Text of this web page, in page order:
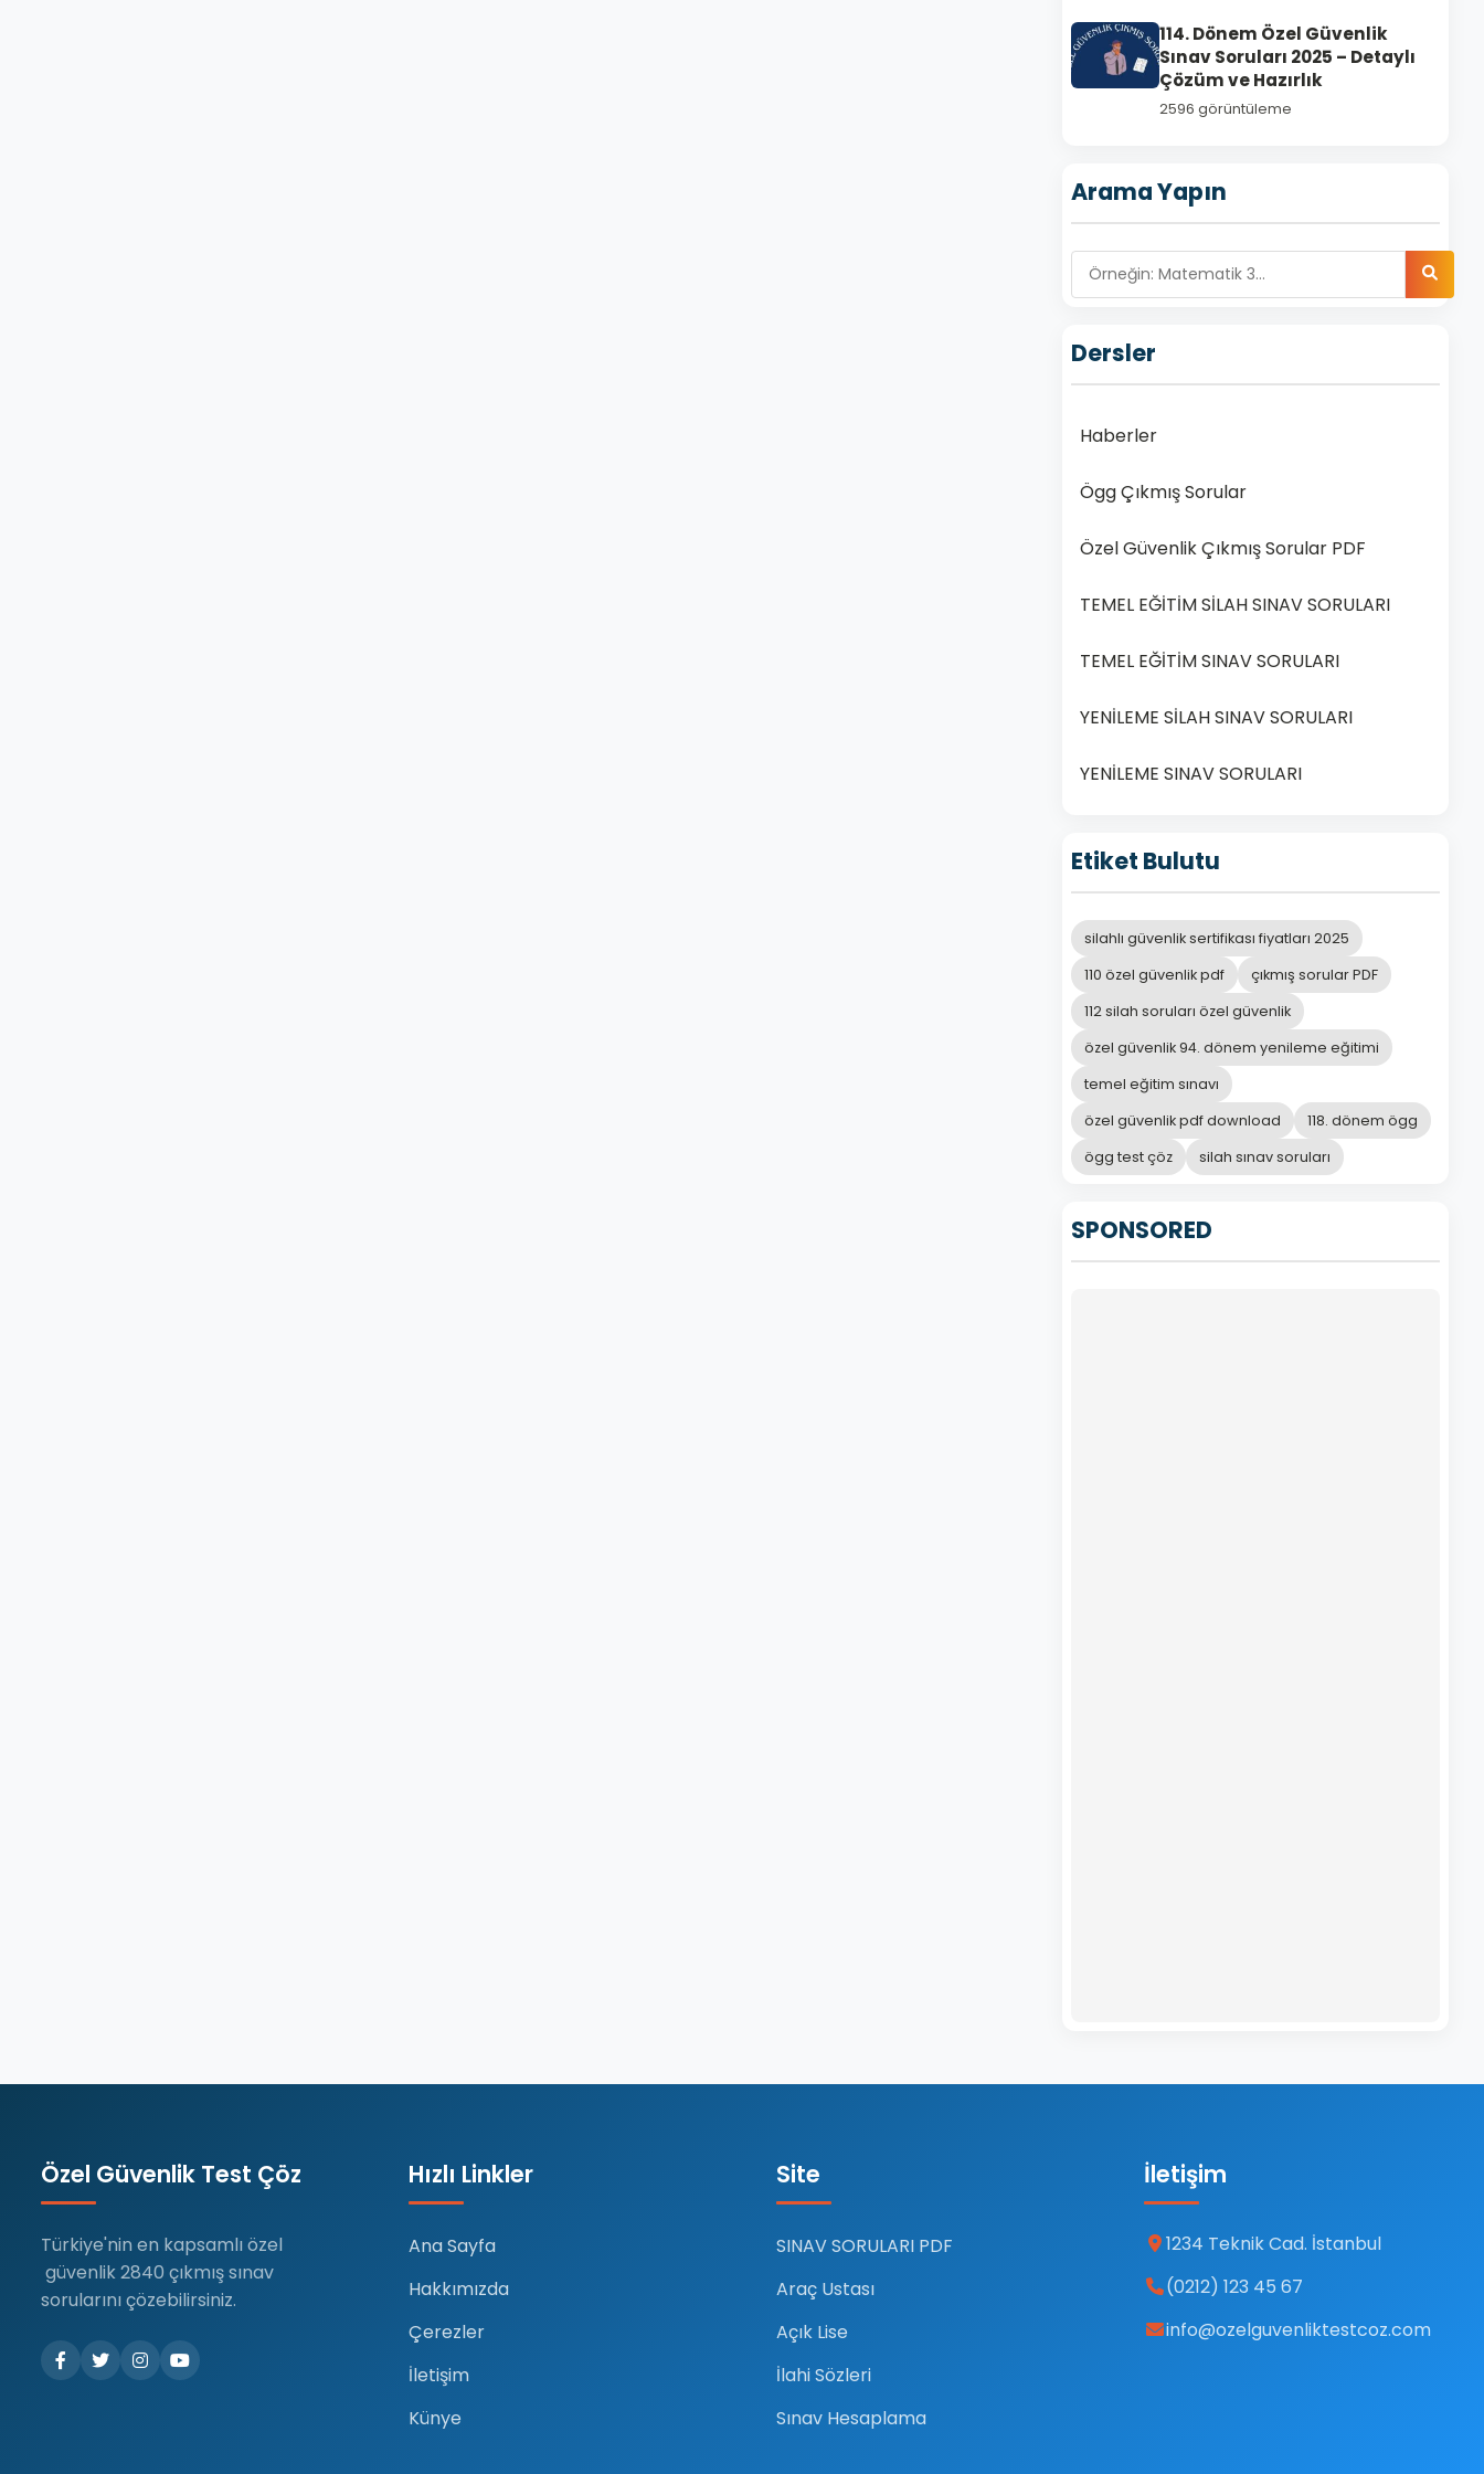
114. Dönem Özel Güvenlik
Sınav Soruları 2025 – Detaylı
Çözüm ve Hazırlık
2596 görüntüleme
Arama Yapın
Dersler
Haberler
Ögg Çıkmış Sorular
Özel Güvenlik Çıkmış Sorular PDF
TEMEL EĞİTİM SİLAH SINAV SORULARI
TEMEL EĞİTİM SINAV SORULARI
YENİLEME SİLAH SINAV SORULARI
YENİLEME SINAV SORULARI
Etiket Bulutu
silahlı güvenlik sertifikası fiyatları 2025
110 özel güvenlik pdf
çıkmış sorular PDF
112 silah soruları özel güvenlik
özel güvenlik 94. dönem yenileme eğitimi
temel eğitim sınavı
özel güvenlik pdf download
118. dönem ögg
ögg test çöz
silah sınav soruları
SPONSORED
Özel Güvenlik Test Çöz
Türkiye'nin en kapsamlı özel
güvenlik 2840 çıkmış sınav
sorularını çözebilirsiniz.
Hızlı Linkler
Ana Sayfa
Hakkımızda
Çerezler
İletişim
Künye
Site
SINAV SORULARI PDF
Araç Ustası
Açık Lise
İlahi Sözleri
Sınav Hesaplama
İletişim
1234 Teknik Cad. İstanbul
(0212) 123 45 67
info@ozelguvenliktestcoz.com